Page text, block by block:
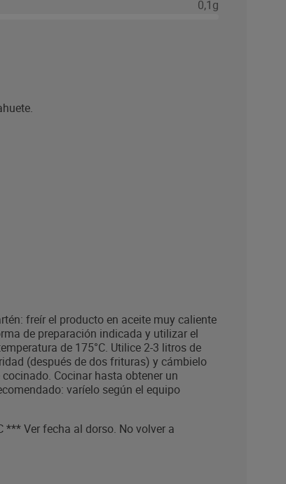
0,1g
freír el producto en aceite muy caliente
de preparación indicada y utilizar el
de 175°C. Utilice 2-3 litros de
(después de dos frituras) y cámbielo
Cocinar hasta obtener un
varíelo según el equipo
*** Ver fecha al dorso. No volver a